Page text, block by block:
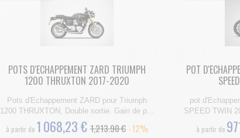
POTS D'ECHAPPEMENT ZARD TRIUMPH
1200 THRUXTON 2017-2020
Pots d'Echappement ZARD pour Triumph
1200 THRUXTON, Double sortie. Gain de p...
à partir de 1 068,23 € 1,213.90 € -12%
POT
pot
SPEED TWIN
à partir de